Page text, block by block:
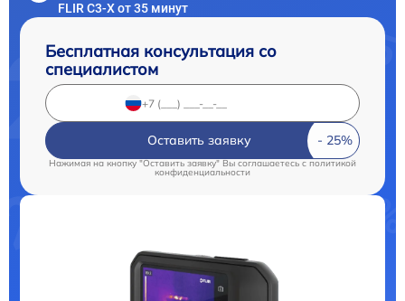
FLIR С3-Х от 35 минут
Бесплатная консультация со
специалистом
Оставить заявку
Нажимая на кнопку "Оставить заявку" Вы соглашаетесь c политикой
конфиденциальности